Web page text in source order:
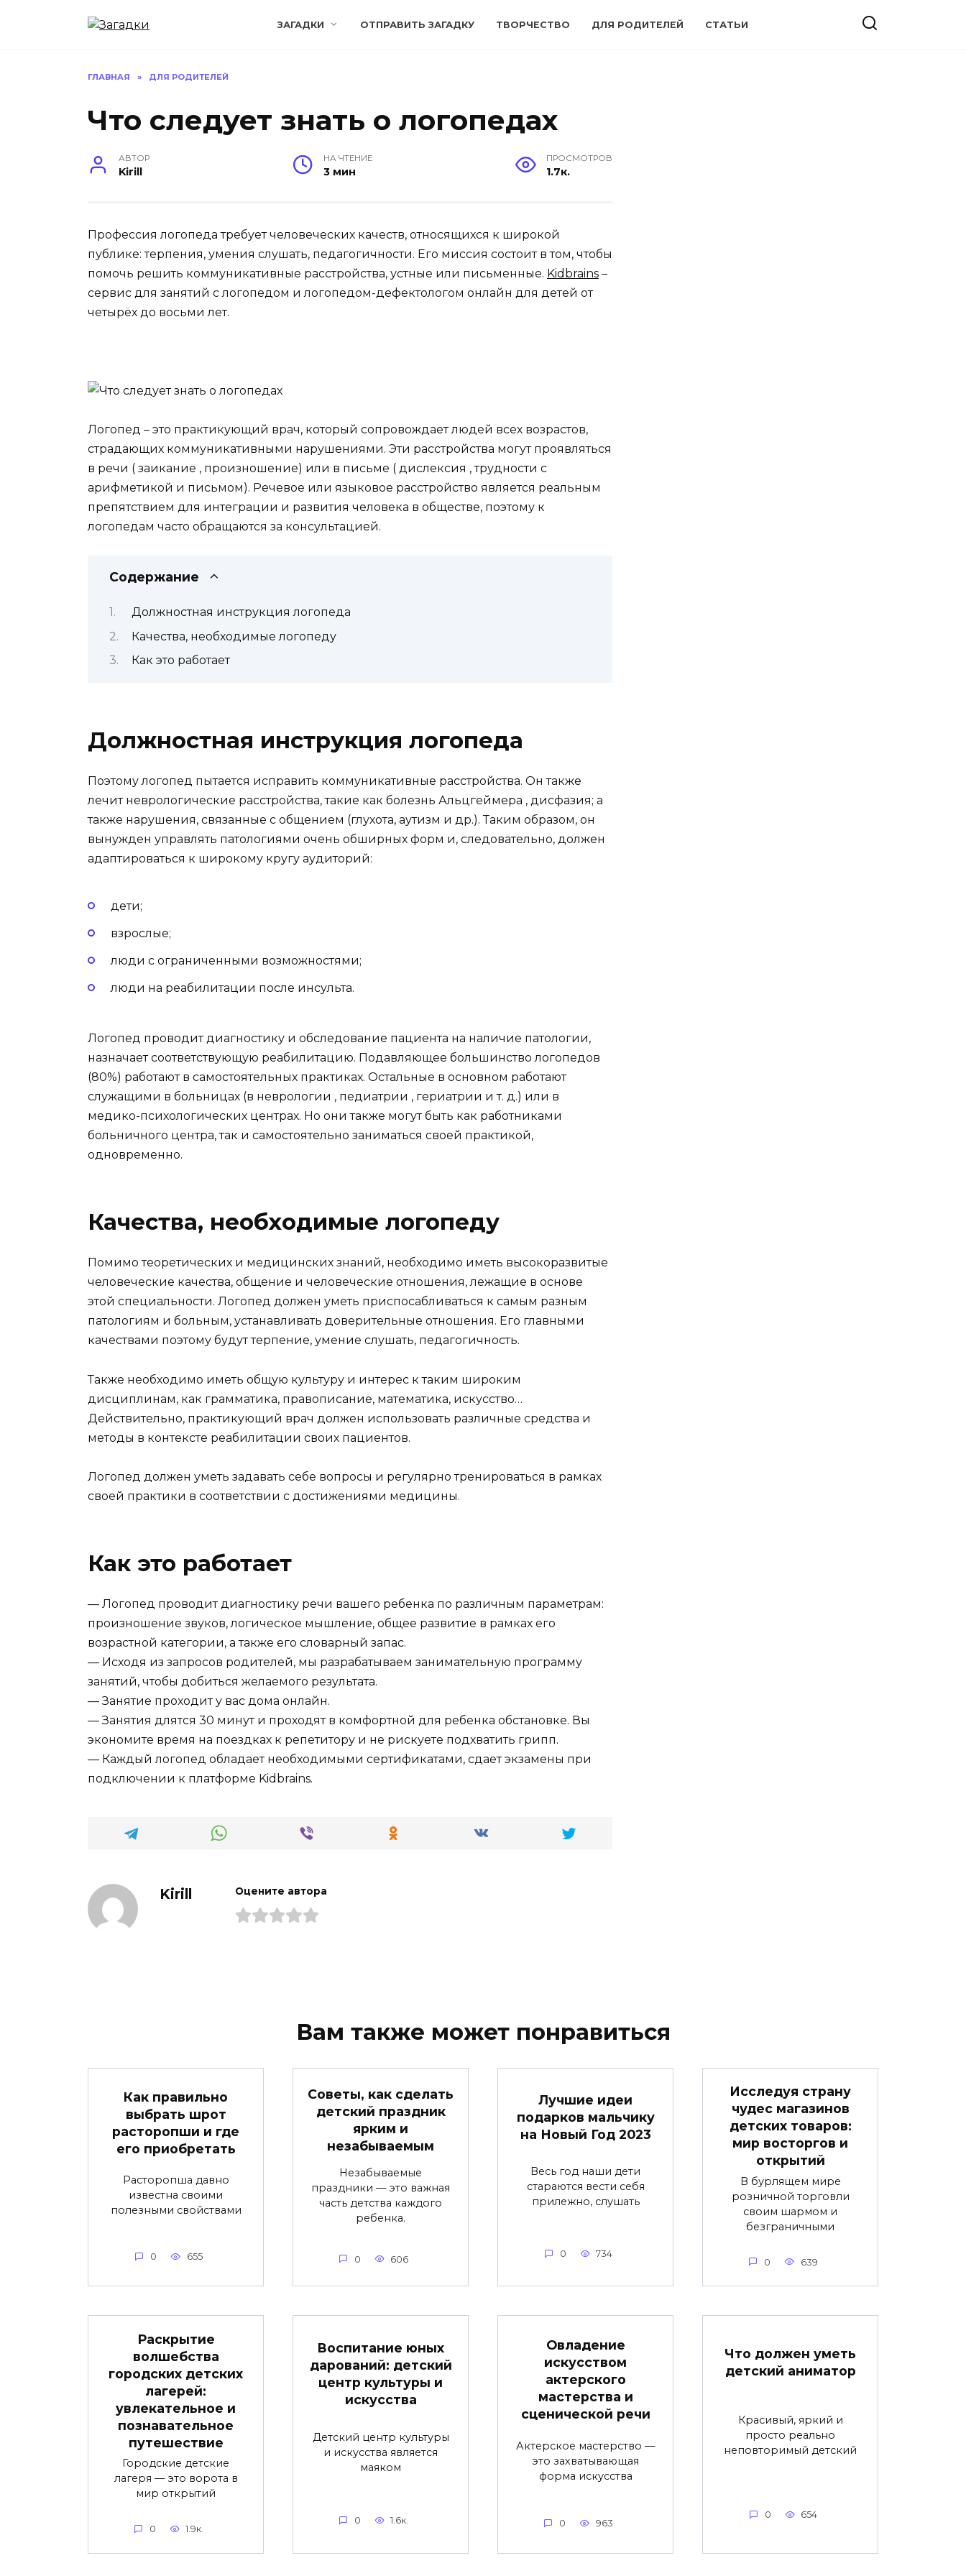
ЗАГАДКИ ОТПРАВИТЬ ЗАГАДКУ ТВОРЧЕСТВО ДЛЯ РОДИТЕЛЕЙ СТАТЬИ
ГЛАВНАЯ » ДЛЯ РОДИТЕЛЕЙ
Что следует знать о логопедах
АВТОР
Kirill
НА ЧТЕНИЕ
3 мин
ПРОСМОТРОВ
1.7к.
Профессия логопеда требует человеческих качеств, относящихся к широкой
публике: терпения, умения слушать, педагогичности. Его миссия состоит в том, чтобы
помочь решить коммуникативные расстройства, устные или письменные. Kidbrains –
сервис для занятий с логопедом и логопедом-дефектологом онлайн для детей от
четырёх до восьми лет.
Логопед – это практикующий врач, который сопровождает людей всех возрастов,
страдающих коммуникативными нарушениями. Эти расстройства могут проявляться
в речи ( заикание , произношение) или в письме ( дислексия , трудности с
арифметикой и письмом). Речевое или языковое расстройство является реальным
препятствием для интеграции и развития человека в обществе, поэтому к
логопедам часто обращаются за консультацией.
Содержание
Должностная инструкция логопеда
Качества, необходимые логопеду
Как это работает
Должностная инструкция логопеда
Поэтому логопед пытается исправить коммуникативные расстройства. Он также
лечит неврологические расстройства, такие как болезнь Альцгеймера , дисфазия; а
также нарушения, связанные с общением (глухота, аутизм и др.). Таким образом, он
вынужден управлять патологиями очень обширных форм и, следовательно, должен
адаптироваться к широкому кругу аудиторий:
дети;
взрослые;
люди с ограниченными возможностями;
люди на реабилитации после инсульта.
Логопед проводит диагностику и обследование пациента на наличие патологии,
назначает соответствующую реабилитацию. Подавляющее большинство логопедов
(80%) работают в самостоятельных практиках. Остальные в основном работают
служащими в больницах (в неврологии , педиатрии , гериатрии и т. д.) или в
медико-психологических центрах. Но они также могут быть как работниками
больничного центра, так и самостоятельно заниматься своей практикой,
одновременно.
Качества, необходимые логопеду
Помимо теоретических и медицинских знаний, необходимо иметь высокоразвитые
человеческие качества, общение и человеческие отношения, лежащие в основе
этой специальности. Логопед должен уметь приспосабливаться к самым разным
патологиям и больным, устанавливать доверительные отношения. Его главными
качествами поэтому будут терпение, умение слушать, педагогичность.
Также необходимо иметь общую культуру и интерес к таким широким
дисциплинам, как грамматика, правописание, математика, искусство…
Действительно, практикующий врач должен использовать различные средства и
методы в контексте реабилитации своих пациентов.
Логопед должен уметь задавать себе вопросы и регулярно тренироваться в рамках
своей практики в соответствии с достижениями медицины.
Как это работает
— Логопед проводит диагностику речи вашего ребенка по различным параметрам:
произношение звуков, логическое мышление, общее развитие в рамках его
возрастной категории, а также его словарный запас.
— Исходя из запросов родителей, мы разрабатываем занимательную программу
занятий, чтобы добиться желаемого результата.
— Занятие проходит у вас дома онлайн.
— Занятия длятся 30 минут и проходят в комфортной для ребенка обстановке. Вы
экономите время на поездках к репетитору и не рискуете подхватить грипп.
— Каждый логопед обладает необходимыми сертификатами, сдает экзамены при
подключении к платформе Kidbrains.
Kirill Оцените автора
Вам также может понравиться
Как правильно
выбрать шрот
расторопши и где
его приобретать
Расторопша давно
известна своими
полезными свойствами
0 655
Советы, как сделать
детский праздник
ярким и
незабываемым
Незабываемые
праздники — это важная
часть детства каждого
ребенка.
0 606
Лучшие идеи
подарков мальчику
на Новый Год 2023
Весь год наши дети
стараются вести себя
прилежно, слушать
0 734
Исследуя страну
чудес магазинов
детских товаров:
мир восторгов и
открытий
В бурлящем мире
розничной торговли
своим шармом и
безграничными
0 639
Раскрытие
волшебства
городских детских
лагерей:
увлекательное и
познавательное
путешествие
Городские детские
лагеря — это ворота в
мир открытий
0 1.9к.
Воспитание юных
дарований: детский
центр культуры и
искусства
Детский центр культуры
и искусства является
маяком
0 1.6к.
Овладение
искусством
актерского
мастерства и
сценической речи
Актерское мастерство —
это захватывающая
форма искусства
0 963
Что должен уметь
детский аниматор
Красивый, яркий и
просто реально
неповторимый детский
0 654